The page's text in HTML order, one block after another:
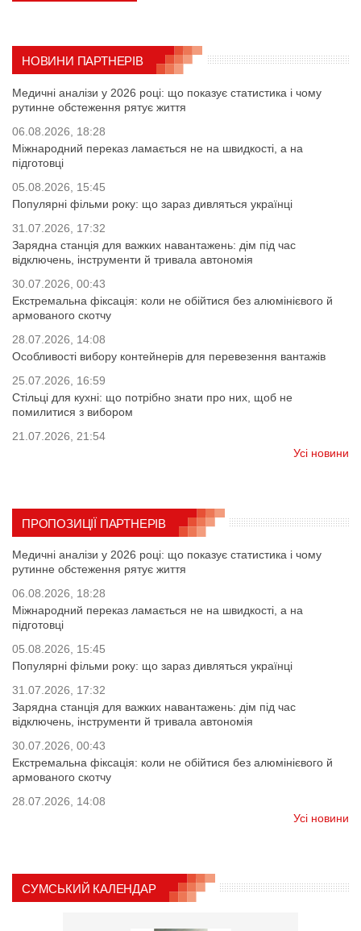
НОВИНИ ПАРТНЕРІВ
Медичні аналізи у 2026 році: що показує статистика і чому
рутинне обстеження рятує життя
06.08.2026, 18:28
Міжнародний переказ ламається не на швидкості, а на
підготовці
05.08.2026, 15:45
Популярні фільми року: що зараз дивляться українці
31.07.2026, 17:32
Зарядна станція для важких навантажень: дім під час
відключень, інструменти й тривала автономія
30.07.2026, 00:43
Екстремальна фіксація: коли не обійтися без алюмінієвого й
армованого скотчу
28.07.2026, 14:08
Особливості вибору контейнерів для перевезення вантажів
25.07.2026, 16:59
Стільці для кухні: що потрібно знати про них, щоб не
помилитися з вибором
21.07.2026, 21:54
Усі новини
ПРОПОЗИЦІЇ ПАРТНЕРІВ
Медичні аналізи у 2026 році: що показує статистика і чому
рутинне обстеження рятує життя
06.08.2026, 18:28
Міжнародний переказ ламається не на швидкості, а на
підготовці
05.08.2026, 15:45
Популярні фільми року: що зараз дивляться українці
31.07.2026, 17:32
Зарядна станція для важких навантажень: дім під час
відключень, інструменти й тривала автономія
30.07.2026, 00:43
Екстремальна фіксація: коли не обійтися без алюмінієвого й
армованого скотчу
28.07.2026, 14:08
Усі новини
СУМСЬКИЙ КАЛЕНДАР